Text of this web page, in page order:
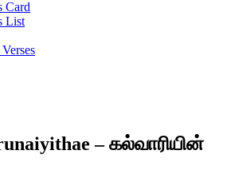
Card
List
– கல்வாரியின்